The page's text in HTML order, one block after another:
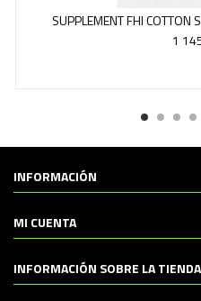
SUPPLEMENT FHI COTTON
1
INFORMACIÓN
MI CUENTA
INFORMACIÓN SOBRE LA TIENDA